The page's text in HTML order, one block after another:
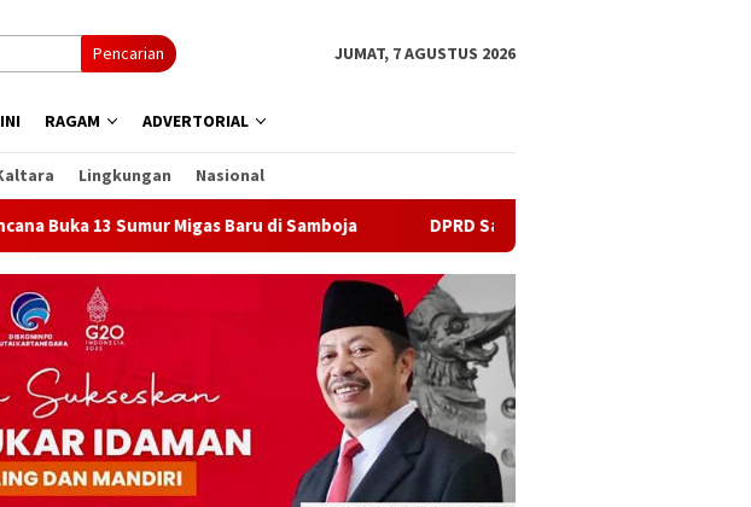
Pencarian JUMAT, 7 AGUSTUS 2026
RAGAM ADVERTORIAL
Lingkungan Nasional
Migas Baru di Samboja DPRD Samarinda Sebut Kematian Siswa karena